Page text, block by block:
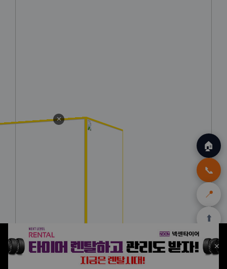
🏠
📞
📍
⬆️
🏠
홈
✈️
트립
🛡️
여행
보험
🛒
테무
🎁
아마존
✕
✕